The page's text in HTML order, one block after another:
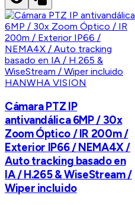
HANWHA VISION
Cámara PTZ IP
antivandálica 6MP / 30x
Zoom Óptico / IR 200m /
Exterior IP66 / NEMA4X /
Auto tracking basado en
IA / H.265 & WiseStream /
Wiper incluido